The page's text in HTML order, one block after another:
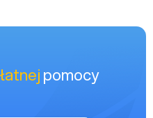
pomocy